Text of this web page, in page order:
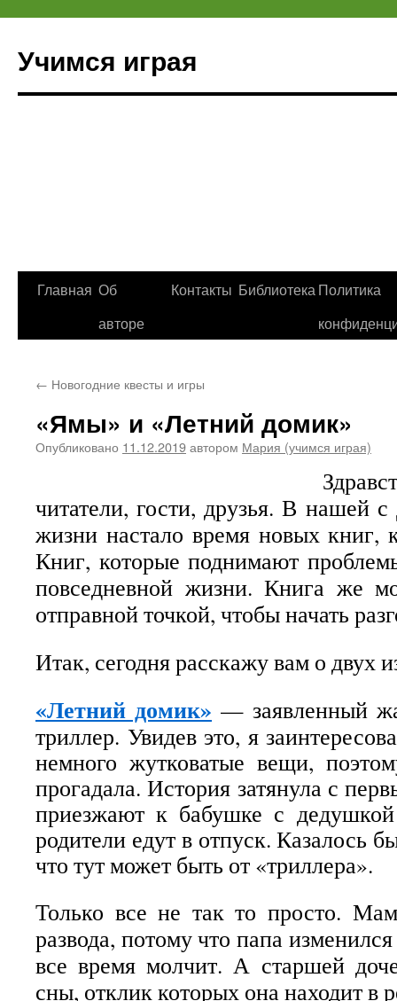
Учимся играя
Перейти
Главная Об
авторе
Контакты Библиотека Политика
← Новогодние квесты и игры
«Ямы» и «Летний домик»
Опубликовано 11.12.2019автором Мария (учимся играя)
читатели, гости, друзья. В нашей
жизни настало время новых книг,
Книг, которые поднимают
повседневной жизни. Книга же
отправной точкой, чтобы начать
Итак, сегодня расскажу вам о двух
«Летний домик» — заявленный
триллер. Увидев это, я
немного жутковатые вещи,
прогадала. История затянула с
приезжают к бабушке с
родители едут в отпуск. Казалось
что тут может быть от «триллера».
Только все не так то просто.
развода, потому что папа
все время молчит. А старшей
сны, отклик которых она находит в